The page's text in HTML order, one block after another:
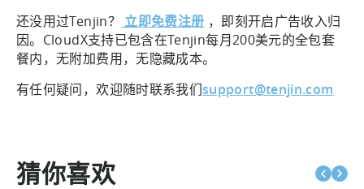
还没用过Tenjin？ 立即免费注册 ，即刻开启广告收入归
因。CloudX支持已包含在Tenjin每月200美元的全包套
餐内，无附加费用，无隐藏成本。
有任何疑问，欢迎随时联系我们support@tenjin.com
猜你喜欢